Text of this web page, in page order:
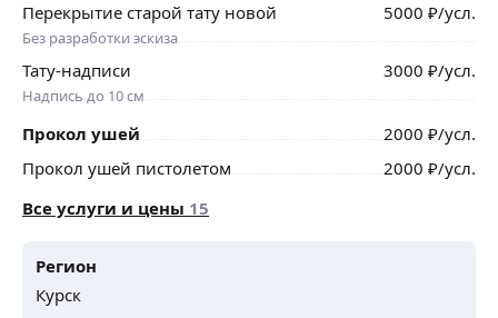
Перекрытие старой тату новой
Без разработки эскиза
5000 ₽/усл.
Тату-надписи
Надпись до 10 см
3000 ₽/усл.
Прокол ушей 2000 ₽/усл.
Прокол ушей пистолетом
2000 ₽/усл.
Все услуги и цены 15
Регион
Курск